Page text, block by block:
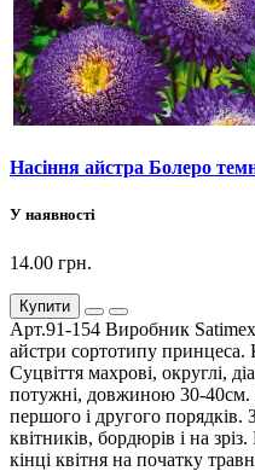
Насіння айстра Болеро
У наявності
14.00 грн.
Купити
Арт.91-154 Виробник
айстри сортотипу
Суцвіття махрові, округлі,
потужні, довжиною 30-40см.
першого і другого порядків.
квітників, бордюрів і на
кінці квітня на початку